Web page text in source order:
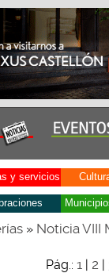
y servicios
» Noticia VIII
Pág.: 1| 2|